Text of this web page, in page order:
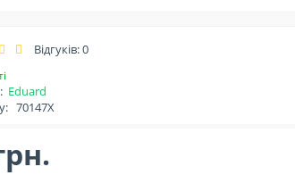
Відгуків: 0
Eduard
70147X